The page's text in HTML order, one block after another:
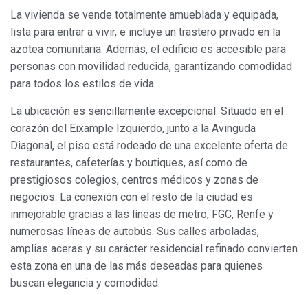
La vivienda se vende totalmente amueblada y equipada,
lista para entrar a vivir, e incluye un trastero privado en la
azotea comunitaria. Además, el edificio es accesible para
personas con movilidad reducida, garantizando comodidad
para todos los estilos de vida.
La ubicación es sencillamente excepcional. Situado en el
corazón del Eixample Izquierdo, junto a la Avinguda
Diagonal, el piso está rodeado de una excelente oferta de
restaurantes, cafeterías y boutiques, así como de
prestigiosos colegios, centros médicos y zonas de
negocios. La conexión con el resto de la ciudad es
inmejorable gracias a las líneas de metro, FGC, Renfe y
numerosas líneas de autobús. Sus calles arboladas,
amplias aceras y su carácter residencial refinado convierten
esta zona en una de las más deseadas para quienes
buscan elegancia y comodidad.
Modificar cookies
Técnicas y funcionales
Siempre activas
Este sitio web utiliza Cookies propias para recopilar
información con la finalidad de mejorar nuestros servicios.
Si continua navegando, supone la aceptación de la
instalación de las mismas. El usuario tiene la posibilidad
de configurar su navegador pudiendo, si así lo desea,
impedir que sean instaladas en su disco duro, aunque
deberá tener en cuenta que dicha acción podrá ocasionar
dificultades de navegación de la página web.
Analíticas y personalización
Permiten realizar el seguimiento y análisis del
comportamiento de los usuarios de este sitio web. La
información recogida mediante este tipo de cookies se